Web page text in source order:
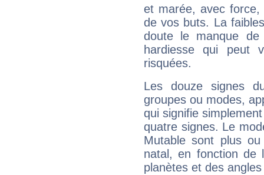
et marée, avec
de vos buts. La
doute le manque
hardiesse qui peut
risquées.
Les douze signes
groupes ou modes,
qui signifie
quatre signes. Le
Mutable sont plus
natal, en fonction de
planètes et des